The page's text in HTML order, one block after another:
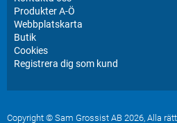
Produkter A-Ö
Webbplatskarta
Butik
Cookies
Registrera dig som kund
Copyright © Sam Grossist AB 2026, Alla